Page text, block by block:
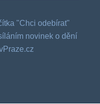
"Chci odebírat"
novinek o dění